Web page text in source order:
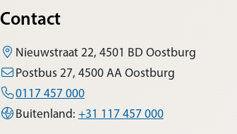
Contact
Nieuwstraat 22, 4501 BD Oostburg
Postbus 27, 4500 AA Oostburg
0117 457 000
Buitenland: +31 117 457 000